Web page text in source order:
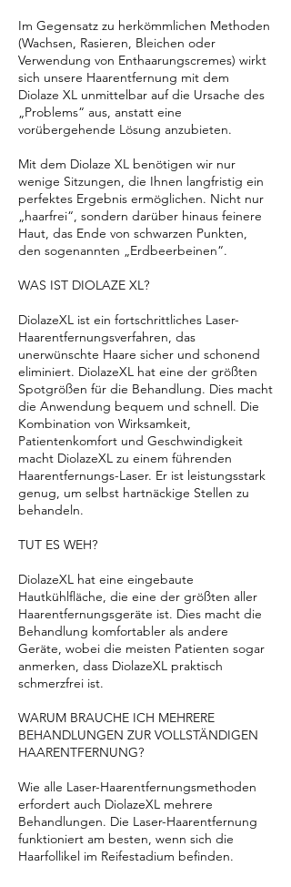
Im Gegensatz zu herkömmlichen Methoden
(Wachsen, Rasieren, Bleichen oder
Verwendung von Enthaarungscremes) wirkt
sich unsere Haarentfernung mit dem
Diolaze XL unmittelbar auf die Ursache des
„Problems“ aus, anstatt eine
vorübergehende Lösung anzubieten.
Mit dem Diolaze XL benötigen wir nur
wenige Sitzungen, die Ihnen langfristig ein
perfektes Ergebnis ermöglichen. Nicht nur
„haarfrei“, sondern darüber hinaus feinere
Haut, das Ende von schwarzen Punkten,
den sogenannten „Erdbeerbeinen“.
WAS IST DIOLAZE XL?
DiolazeXL ist ein fortschrittliches Laser-
Haarentfernungsverfahren, das
unerwünschte Haare sicher und schonend
eliminiert. DiolazeXL hat eine der größten
Spotgrößen für die Behandlung. Dies macht
die Anwendung bequem und schnell. Die
Kombination von Wirksamkeit,
Patientenkomfort und Geschwindigkeit
macht DiolazeXL zu einem führenden
Haarentfernungs-Laser. Er ist leistungsstark
genug, um selbst hartnäckige Stellen zu
behandeln.
TUT ES WEH?
DiolazeXL hat eine eingebaute
Hautkühlfläche, die eine der größten aller
Haarentfernungsgeräte ist. Dies macht die
Behandlung komfortabler als andere
Geräte, wobei die meisten Patienten sogar
anmerken, dass DiolazeXL praktisch
schmerzfrei ist.
WARUM BRAUCHE ICH MEHRERE
BEHANDLUNGEN ZUR VOLLSTÄNDIGEN
HAARENTFERNUNG?
Wie alle Laser-Haarentfernungsmethoden
erfordert auch DiolazeXL mehrere
Behandlungen. Die Laser-Haarentfernung
funktioniert am besten, wenn sich die
Haarfollikel im Reifestadium befinden.